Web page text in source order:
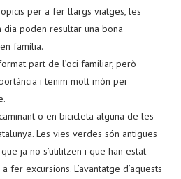
per a fer llargs viatges, les
dia poden resultar una bona
família.
part de l’oci familiar, però
i tenim molt món per
o en bicicleta alguna de les
Les vies verdes són antigues
ja no s’utilitzen i que han estat
fer excursions. L’avantatge d’aquests